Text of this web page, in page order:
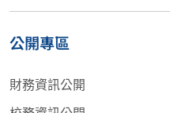
公開專區
財務資訊公開